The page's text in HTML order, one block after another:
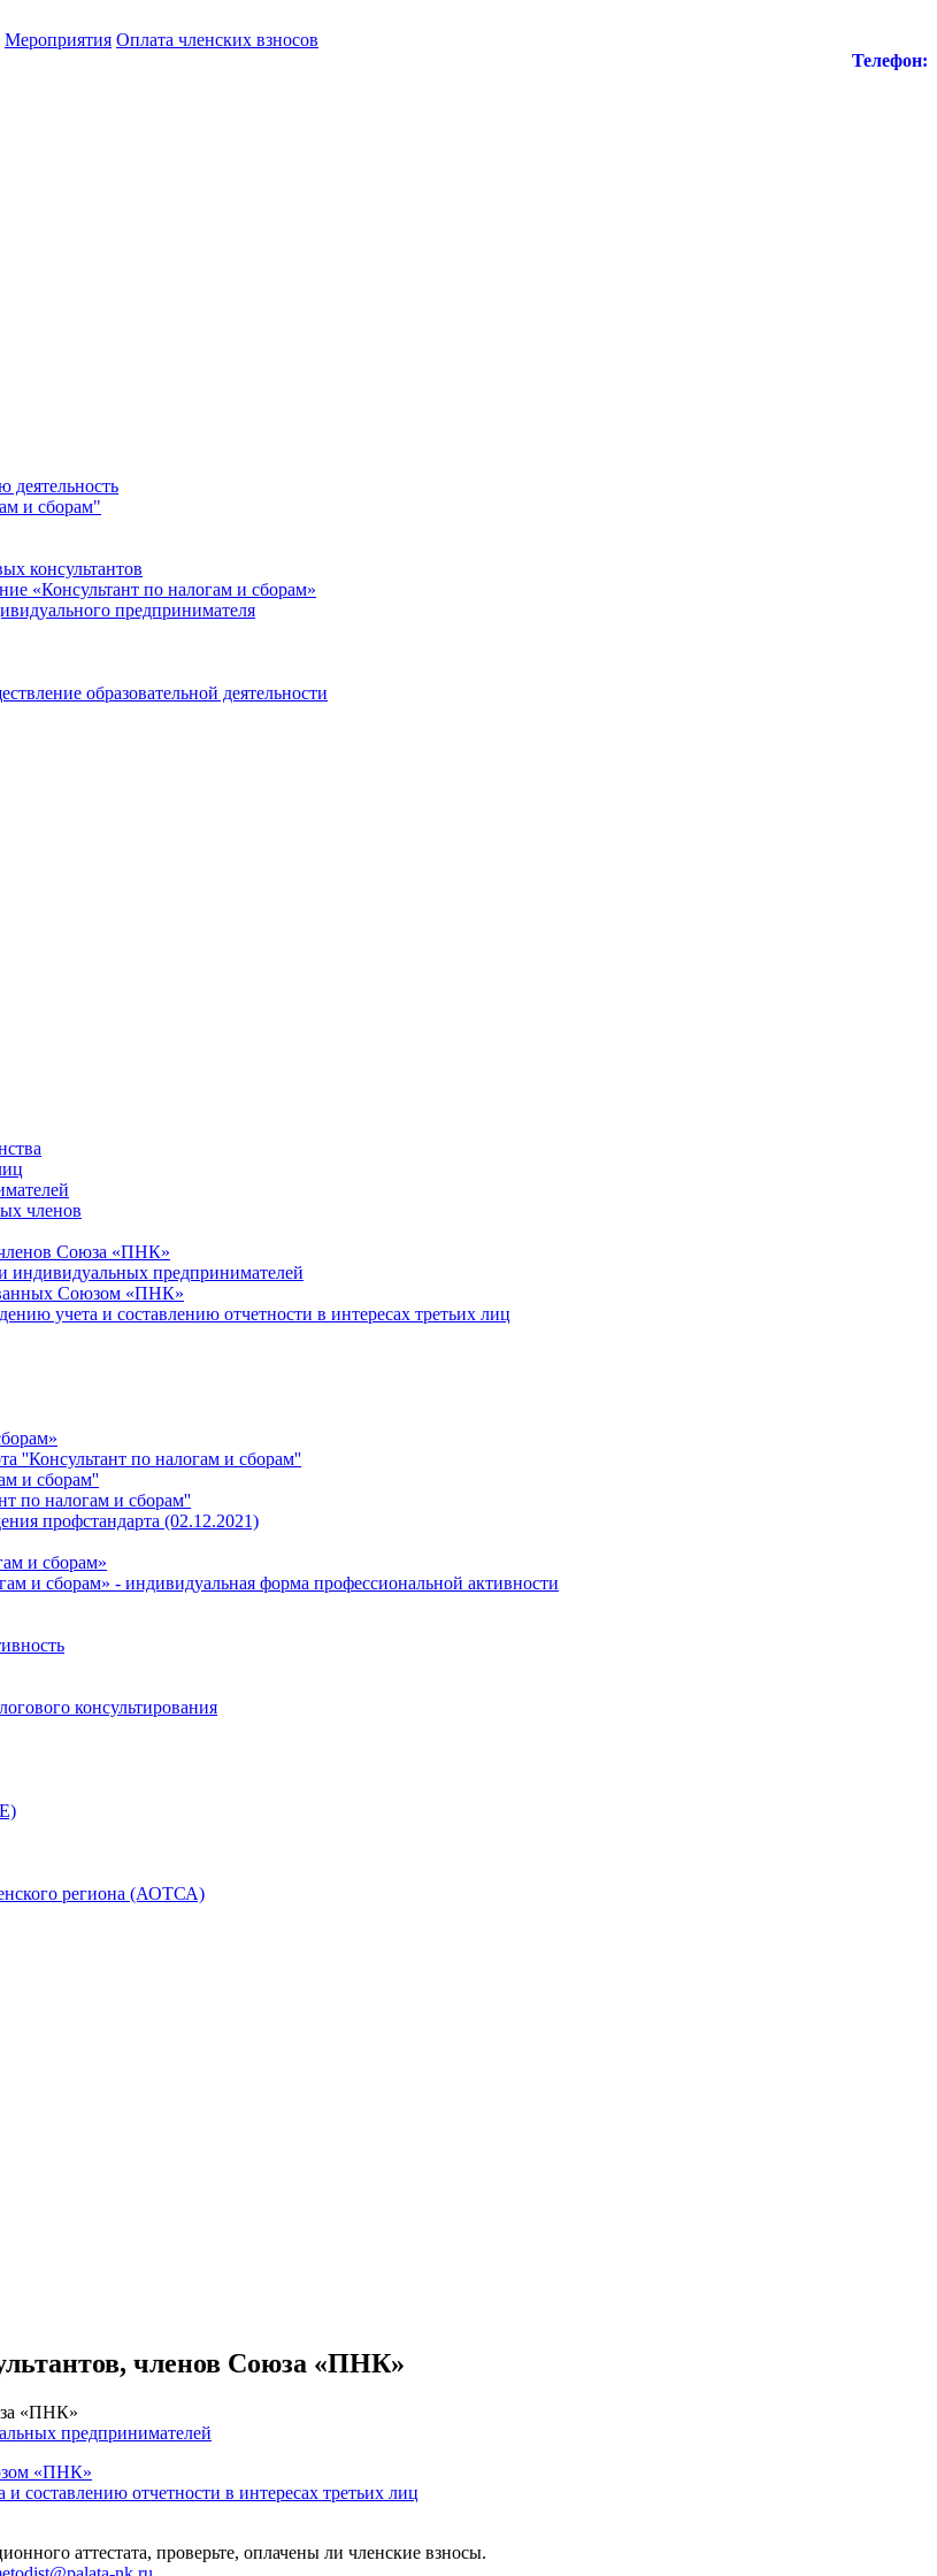
Мероприятия Оплата членских взносов
Телефон:
деятельность
и сборам"
консультантов
«Консультант по налогам и сборам»
предпринимателя
образовательной деятельности
членов
членов Союза «ПНК»
предпринимателей
Союзом «ПНК»
учета и составлению отчетности в интересах третьих лиц
''Консультант по налогам и сборам''
и сборам''
по налогам и сборам''
профстандарта (02.12.2021)
и сборам»
и сборам» - индивидуальная форма профессиональной активности
консультирования
региона (АОТСА)
членов Союза «ПНК»
«ПНК»
предпринимателей
«ПНК»
составлению отчетности в интересах третьих лиц
аттестата, проверьте, оплачены ли членские взносы.